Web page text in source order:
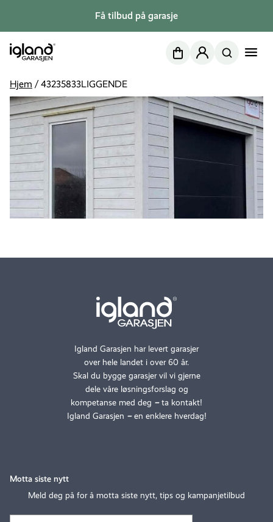
Få tilbud på garasje
NettbutikkMin side
Hjem /43235833LIGGENDE
Igland Garasjen har levert garasjer
over hele landet i over 60 år.
Skal du bygge garasjer vil vi gjerne
dele våre løsningsforslag og
kompetanse med deg –ta kontakt!
Igland Garasjen –en enklere hverdag!
Motta siste nytt
Meld deg på for å motta siste nytt, tips og kampanjetilbud